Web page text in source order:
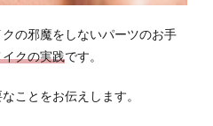
の邪魔をしないパーツのお手
イクの実践です。
ことをお伝えします。